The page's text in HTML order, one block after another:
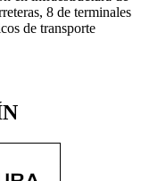
8 de terminales
de transporte